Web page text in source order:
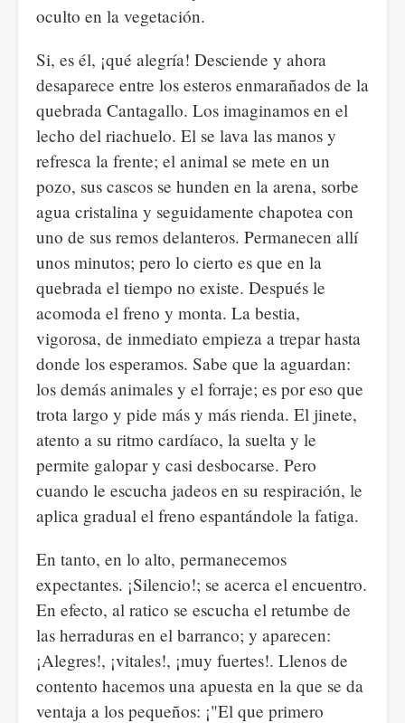
oculto en la vegetación.
Si, es él, ¡qué alegría! Desciende y ahora
desaparece entre los esteros enmarañados de la
quebrada Cantagallo. Los imaginamos en el
lecho del riachuelo. El se lava las manos y
refresca la frente; el animal se mete en un
pozo, sus cascos se hunden en la arena, sorbe
agua cristalina y seguidamente chapotea con
uno de sus remos delanteros. Permanecen allí
unos minutos; pero lo cierto es que en la
quebrada el tiempo no existe. Después le
acomoda el freno y monta. La bestia,
vigorosa, de inmediato empieza a trepar hasta
donde los esperamos. Sabe que la aguardan:
los demás animales y el forraje; es por eso que
trota largo y pide más y más rienda. El jinete,
atento a su ritmo cardíaco, la suelta y le
permite galopar y casi desbocarse. Pero
cuando le escucha jadeos en su respiración, le
aplica gradual el freno espantándole la fatiga.
En tanto, en lo alto, permanecemos
expectantes. ¡Silencio!; se acerca el encuentro.
En efecto, al ratico se escucha el retumbe de
las herraduras en el barranco; y aparecen:
¡Alegres!, ¡vitales!, ¡muy fuertes!. Llenos de
contento hacemos una apuesta en la que se da
ventaja a los pequeños: ¡"El que primero